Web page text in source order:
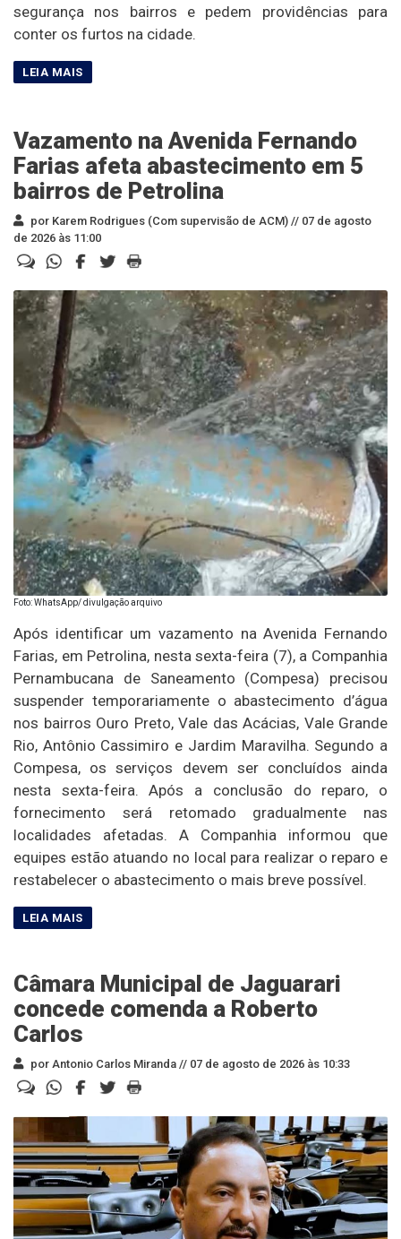
segurança nos bairros e pedem providências para
conter os furtos na cidade.
Vazamento na Avenida Fernando
Farias afeta abastecimento em 5
bairros de Petrolina
por Karem Rodrigues (Com supervisão de ACM) // 07 de agosto
de 2026 às 11:00
Foto: WhatsApp/ divulgação arquivo
Após identificar um vazamento na Avenida Fernando
Farias, em Petrolina, nesta sexta-feira (7), a Companhia
Pernambucana de Saneamento (Compesa) precisou
suspender temporariamente o abastecimento d’água
nos bairros Ouro Preto, Vale das Acácias, Vale Grande
Rio, Antônio Cassimiro e Jardim Maravilha. Segundo a
Compesa, os serviços devem ser concluídos ainda
nesta sexta-feira. Após a conclusão do reparo, o
fornecimento será retomado gradualmente nas
localidades afetadas. A Companhia informou que
equipes estão atuando no local para realizar o reparo e
restabelecer o abastecimento o mais breve possível.
Câmara Municipal de Jaguarari
concede comenda a Roberto
Carlos
por Antonio Carlos Miranda // 07 de agosto de 2026 às 10:33